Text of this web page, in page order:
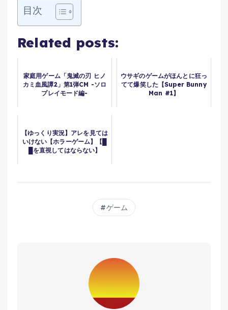
目次
Related posts:
家庭用ゲーム「鬼滅の刃 ヒノ
カミ血風譚2」第1弾CM -ソロ
プレイモード編-
ウサギのゲームがほんとに狂っ
てて爆笑した【Super Bunny
Man #1】
【ゆっくり実況】アレを見ては
いけない【ホラーゲーム】【█
█を直視してはならない】
ゲーム